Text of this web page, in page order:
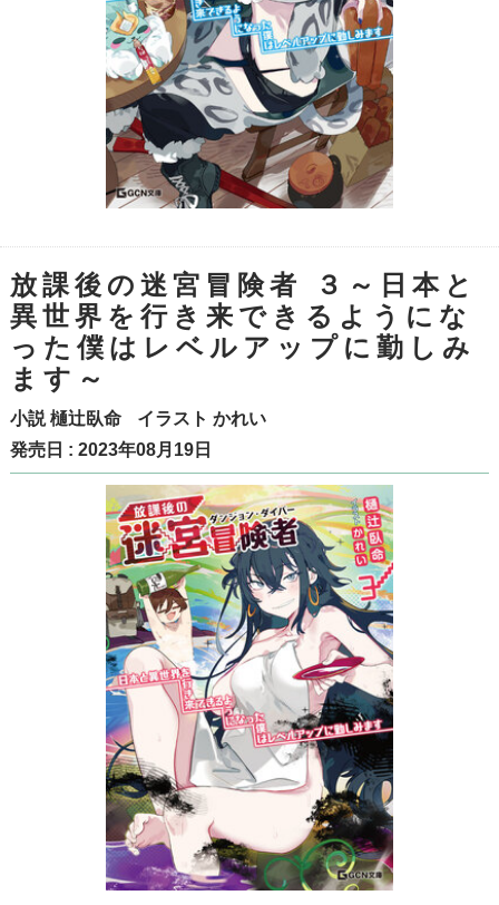
放課後の迷宮冒険者 ３～日本と
異世界を行き来できるようにな
った僕はレベルアップに勤しみ
ます～
小説樋辻臥命 イラスト かれい
発売日 : 2023年08月19日